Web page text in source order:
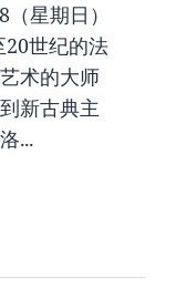
星期日）
世纪的法
术的大师
新古典主
...